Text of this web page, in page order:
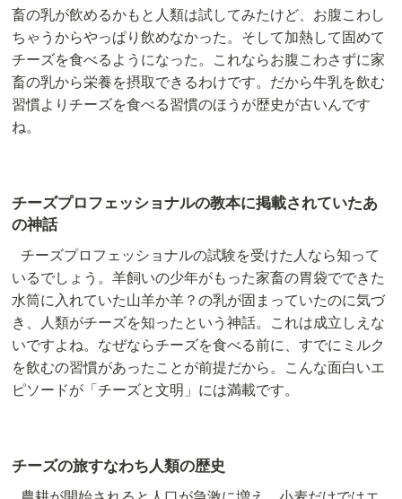
畜の乳が飲めるかもと人類は試してみたけど、お腹こわし
ちゃうからやっぱり飲めなかった。そして加熱して固めて
チーズを食べるようになった。これならお腹こわさずに家
畜の乳から栄養を摂取できるわけです。だから牛乳を飲む
習慣よりチーズを食べる習慣のほうが歴史が古いんです
ね。
チーズプロフェッショナルの教本に掲載されていたあ
の神話
チーズプロフェッショナルの試験を受けた人なら知って
いるでしょう。羊飼いの少年がもった家畜の胃袋でできた
水筒に入れていた山羊か羊？の乳が固まっていたのに気づ
き、人類がチーズを知ったという神話。これは成立しえな
いですよね。なぜならチーズを食べる前に、すでにミルク
を飲むの習慣があったことが前提だから。こんな面白いエ
ピソードが「チーズと文明」には満載です。
チーズの旅すなわち人類の歴史